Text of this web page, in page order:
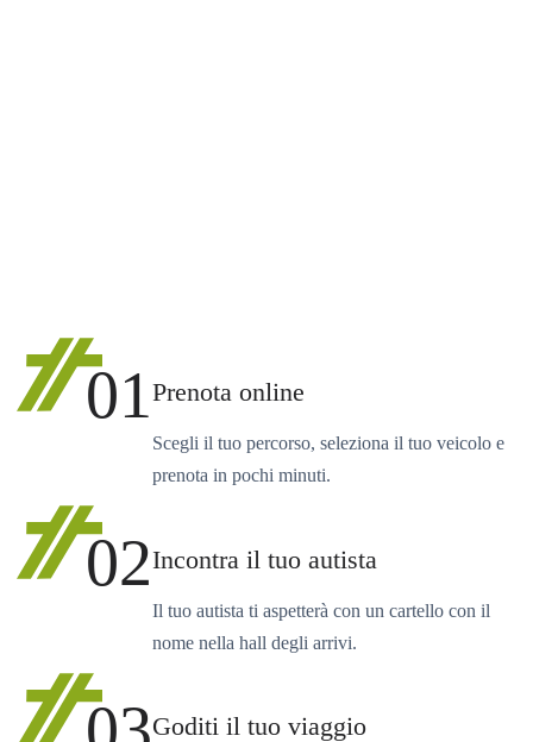
01Prenota online
Scegli il tuo percorso, seleziona il tuo veicolo e
prenota in pochi minuti.
02Incontra il tuo autista
Il tuo autista ti aspetterà con un cartello con il
nome nella hall degli arrivi.
Goditi il tuo viaggio